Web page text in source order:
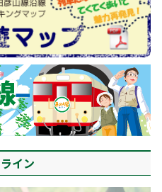
イン